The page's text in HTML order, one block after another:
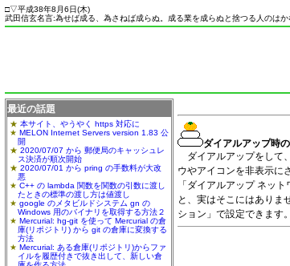
□▽平成38年8月6日(木)
武田信玄名言:為せば成る、為さねば成らぬ。成る業を成らぬと捨つる人のはか
ダイアルアップ時
ダイアルアップをして
ウやアイコンを非表示に
「ダイアルアップ ネッ
と、実はそこにはありま
ション」で設定できます
最近の話題
本サイト、やうやく https 対応に
MELON Internet Servers version 1.83 公
開
2020/07/07 から 郵便局のキャッシュレ
ス決済が順次開始
2020/07/01 から pring の手数料が大改
悪
C++ の lambda 関数を関数の引数に渡し
たときの標準の渡し方は値渡し
google のメタビルドシステム gn の
Windows 用のバイナリを取得する方法２
Mercurial: hg-git を使って Mercurial の倉
庫(リポジトリ) から git の倉庫に変換する
方法
Mercurial: ある倉庫(リポジトリ)からファ
イルを履歴付きで抜き出して、新しい倉